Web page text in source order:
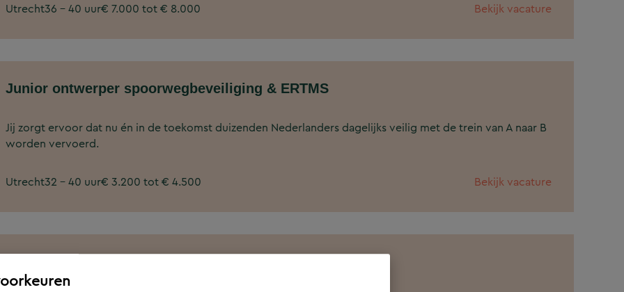
Utrecht36 - 40 uur€ 7.000 tot € 8.000 Bekijk vacature
Junior ontwerper spoorwegbeveiliging & ERTMS
Jij zorgt ervoor dat nu én in de toekomst duizenden Nederlanders dagelijks veilig met de trein van A naar B
worden vervoerd.
Utrecht32 - 40 uur€ 3.200 tot € 4.500 Bekijk vacature